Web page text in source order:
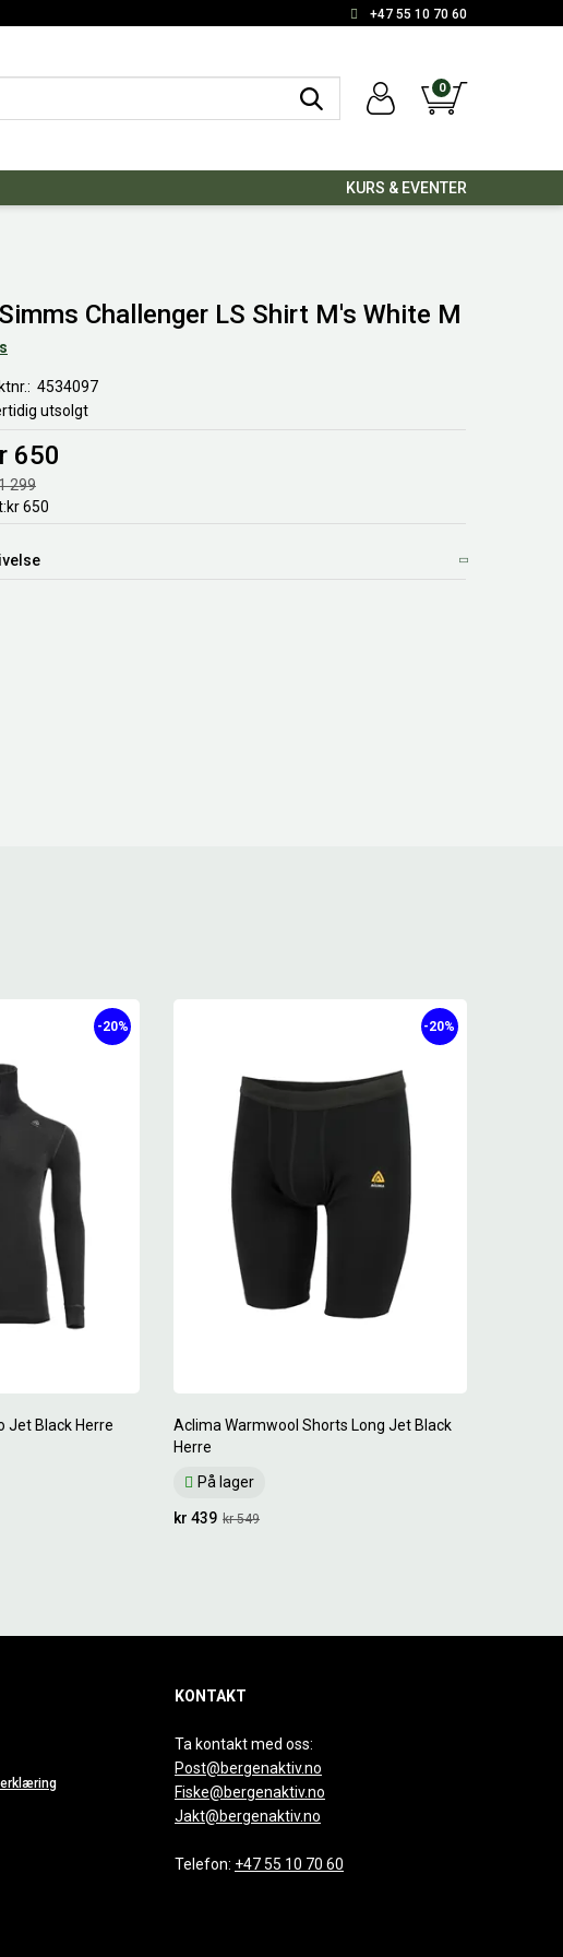
+47 55 10 70 60
0
KURS & EVENTER
Challenger LS Shirt M's White M
4534097
utsolgt
650
299
kr 650
Jet Black Herre
-20%
Aclima Warmwool Shorts Long Jet Black
Herre
På lager
-20%
kr 549
kr 439
KONTAKT
Ta kontakt med oss:
Post@bergenaktiv.no
Fiske@bergenaktiv.no
Jakt@bergenaktiv.no
Telefon: +47 55 10 70 60